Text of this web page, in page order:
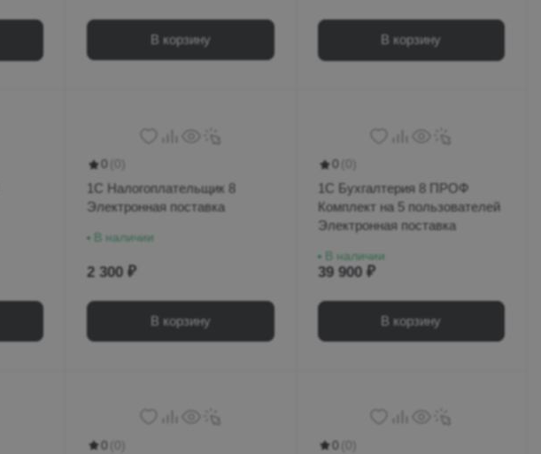
В корзину В корзину
0
1С Налогоплательщик 8
Электронная поставка
В наличии
2 300 ₽
В корзину
0
1С Бухгалтерия 8 ПРОФ
Комплект на 5 пользователей
Электронная поставка
В наличии
39 900 ₽
В корзину
0 0